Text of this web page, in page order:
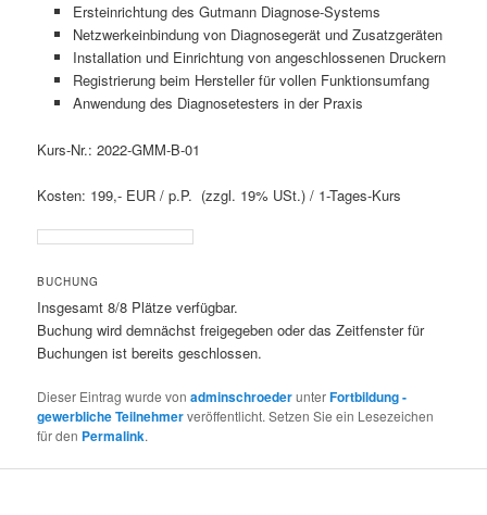
Ersteinrichtung des Gutmann Diagnose-Systems
Netzwerkeinbindung von Diagnosegerät und Zusatzgeräten
Installation und Einrichtung von angeschlossenen Druckern
Registrierung beim Hersteller für vollen Funktionsumfang
Anwendung des Diagnosetesters in der Praxis
Kurs-Nr.: 2022-GMM-B-01
Kosten: 199,- EUR / p.P. (zzgl. 19% USt.) / 1-Tages-Kurs
BUCHUNG
Insgesamt 8/8 Plätze verfügbar.
Buchung wird demnächst freigegeben oder das Zeitfenster für
Buchungen ist bereits geschlossen.
Dieser Eintrag wurde vonadminschroederunterFortbildung -
gewerbliche Teilnehmerveröffentlicht. Setzen Sie ein Lesezeichen
für den Permalink.